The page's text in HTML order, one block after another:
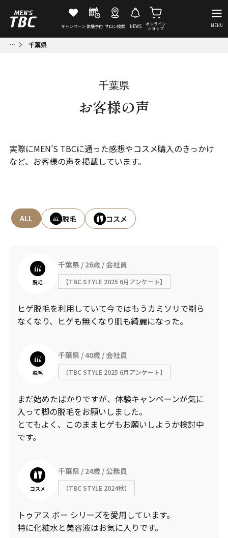
キャンペーン体験予約 サロン検索 NEWS
オンライン
ショップ
MENU
千葉県
千葉県
お客様の声
実際にMEN’S TBCに通った感想やコスメ購入のきっかけ
など、お客様の声を掲載しています。
ALL 脱毛 コスメ
脱毛
千葉県 26歳 会社員
【TBC STYLE 2025 6月アンケート】
ヒゲ脱毛を利用していて今ではもうカミソリで剃ら
なくなり、ヒゲも無くなり肌も綺麗になった。
脱毛
千葉県 40歳 会社員
【TBC STYLE 2025 6月アンケート】
まだ始めたばかりですが、体験キャンペーンが気に
入って脚の脱毛をお願いしました。
とてもよく、このままヒゲもお願いしようか検討中
です。
コスメ
千葉県 24歳 公務員
【TBC STYLE 2024秋】
トゥアス ボー シリーズを愛用しています。
特に化粧水と美容液はお気に入りです。